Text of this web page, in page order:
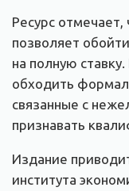
Ресурс
позволяет
на полную
обходить
связанные с
признавать
Издание
института